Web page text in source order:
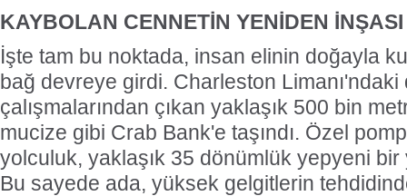
KAYBOLAN CENNETİN YENİDEN İNŞASI
İşte tam bu noktada, insan elinin doğayla
bağ devreye girdi. Charleston
çalışmalarından çıkan yaklaşık 500 bin
mucize gibi Crab Bank'e taşındı. Özel
yolculuk, yaklaşık 35 dönümlük yepyeni bir
Bu sayede ada, yüksek gelgitlerin